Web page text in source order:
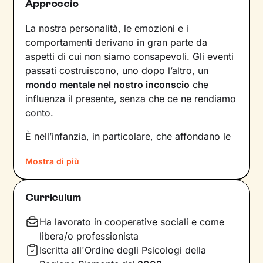
Approccio
La nostra personalità, le emozioni e i
comportamenti derivano in gran parte da
aspetti di cui non siamo consapevoli. Gli eventi
passati costruiscono, uno dopo l’altro, un
mondo mentale nel nostro inconscio che
influenza il presente, senza che ce ne rendiamo
conto.
È nell’infanzia, in particolare, che affondano le
e agire: leesperienze vissute in famiglia
infatti, vengono apprese, memorizzate e
riproposte nelle relazioni successive.
che in età adulta si attivano in maniera
automatica - è la chiave per innescare il
cambiamento.
Mostra di più
Curriculum
Ha lavorato in cooperative sociali e come
libera/o professionista
Iscritta all'Ordine degli Psicologi della